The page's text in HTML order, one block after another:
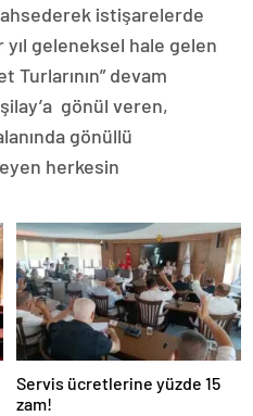
istişarelerde
yıl geleneksel hale gelen
Turlarının” devam
gönül veren,
gönüllü
herkesin
Servis ücretlerine yüzde 15
zam!